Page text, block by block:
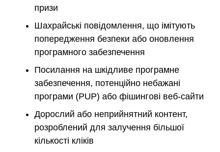
призи
Шахрайські повідомлення, що імітують
попередження безпеки або оновлення
програмного забезпечення
Посилання на шкідливе програмне
забезпечення, потенційно небажані
програми (PUP) або фішингові веб-сайти
Дорослий або неприйнятний контент,
розроблений для залучення більшої
кількості кліків